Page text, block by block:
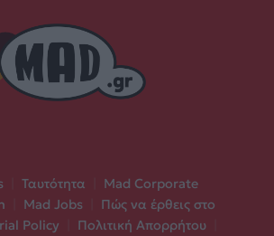
Ταυτότητα
Mad Corporate
Mad Jobs
Πώς να έρθεις στο
Policy Πολιτική Απορρήτου